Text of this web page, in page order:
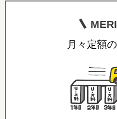
月々定額